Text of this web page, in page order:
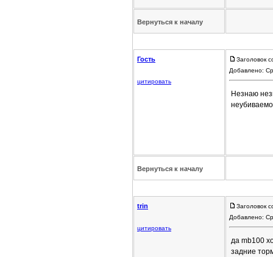
Вернуться к началу
Гость
цитировать
Заголовок
Добавлено:
Незнаю
Вернуться к началу
trin
цитировать
Заголовок
Добавлено:
да mb100
задние